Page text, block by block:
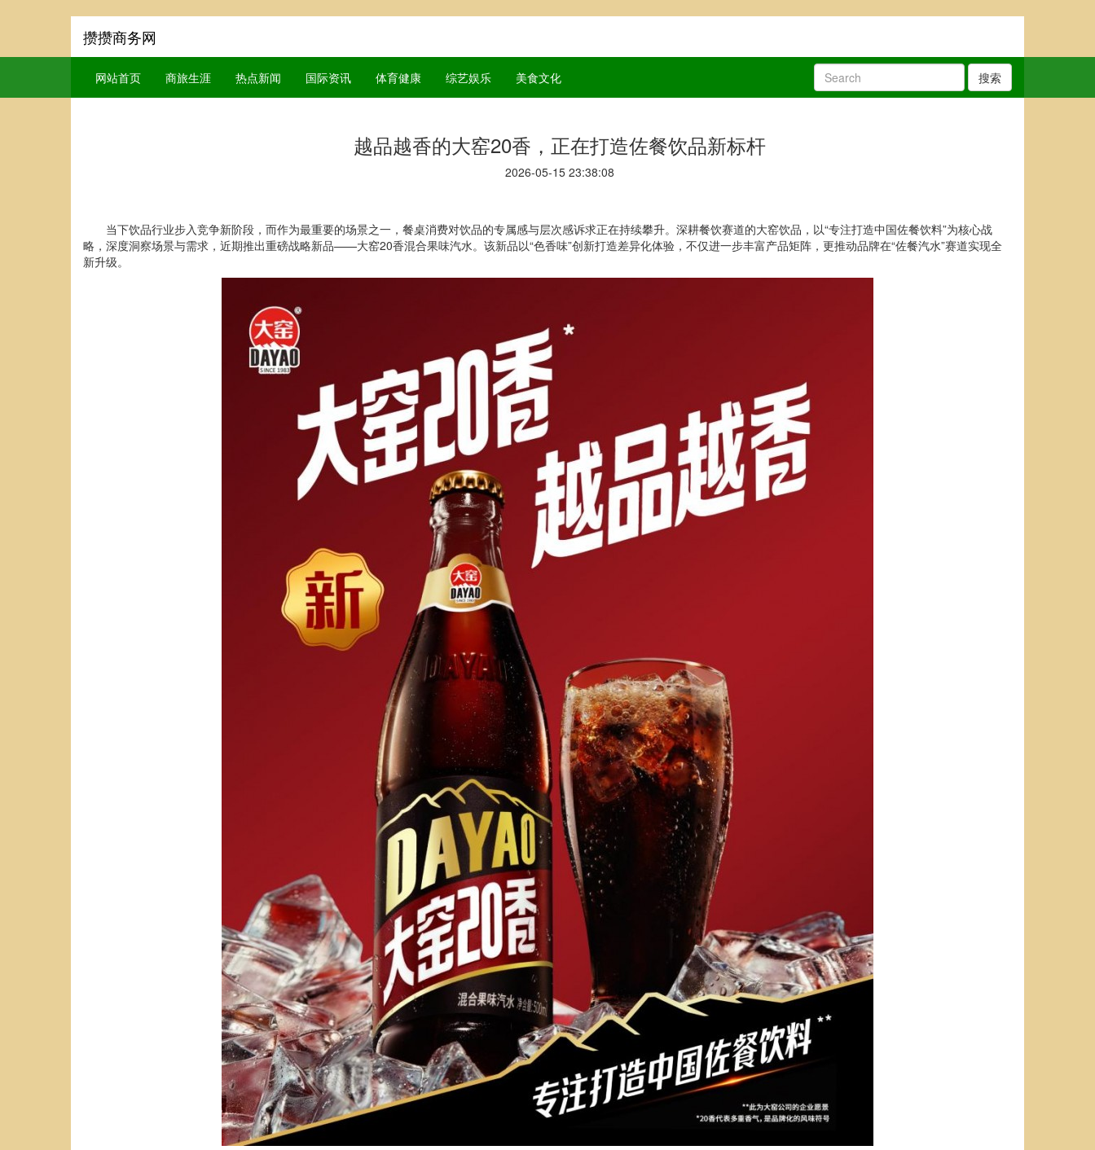
攒攒商务网
网站首页 商旅生涯 热点新闻 国际资讯 体育健康 综艺娱乐 美食文化 搜索
越品越香的大窑20香，正在打造佐餐饮品新标杆
2026-05-15 23:38:08
当下饮品行业步入竞争新阶段，而作为最重要的场景之一，餐桌消费对饮品的专属感与层次感诉求正在持续攀升。深耕餐饮赛道的大窑饮品，以“专注打造中国佐餐饮料”为核心战
略，深度洞察场景与需求，近期推出重磅战略新品——大窑20香混合果味汽水。该新品以“色香味”创新打造差异化体验，不仅进一步丰富产品矩阵，更推动品牌在“佐餐汽水”赛道实现全
新升级。